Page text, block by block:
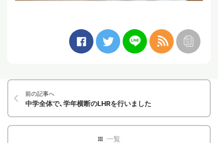
前の記事へ
中学全体で、学年横断のLHRを行いました